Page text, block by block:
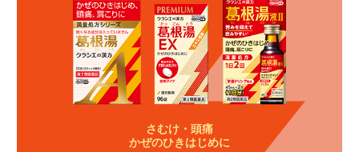
さむけ・頭痛
かぜのひきはじめに